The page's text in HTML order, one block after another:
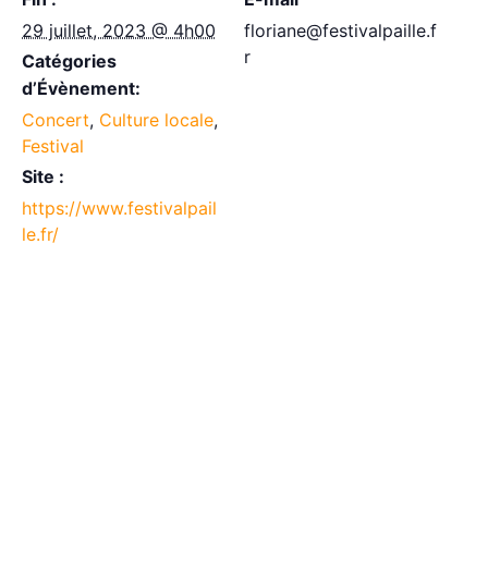
29 juillet, 2023 @ 4h00
Catégories
d’Évènement:
Concert, Culture locale,
Festival
Site :
https://www.festivalpail
le.fr/
floriane@festivalpaille.f
r